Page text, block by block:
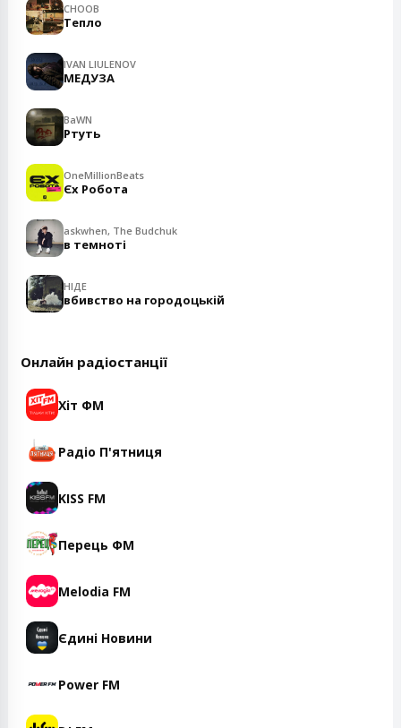
CHOOB
Тепло
IVAN LIULENOV
МЕДУЗА
BaWN
Ртуть
OneMillionBeats
Єх Робота
askwhen, The Budchuk
в темноті
НІДЕ
вбивство на городоцькій
Онлайн радіостанції
Хіт ФМ
Радіо П'ятниця
KISS FM
Перець ФМ
Melodia FM
Єдині Новини
Power FM